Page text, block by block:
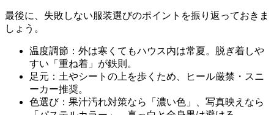
最後に、失敗しない服装選びのポイントを振り返っておきま
しょう。
温度調節：外は寒くてもハウス内は常夏。 脱ぎ着しや
すい「重ね着」 が鉄則。
足元：土やシートの上を歩くため、
ヒール厳禁・スニ
ーカー推奨。
色選び：果汁汚れ対策なら「濃い色」、写真映えなら